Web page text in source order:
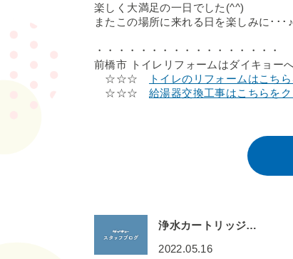
楽しく大満足の一日でした(^^)
またこの場所に来れる日を楽しみに･･･♪
・・・・・・・・・・・・・・・・・
前橋市 トイレリフォームはダイキョー
☆☆☆
トイレのリフォームはこち
☆☆☆ 給湯器交換工事はこちらをク
浄水カートリッジ…
2022.05.16